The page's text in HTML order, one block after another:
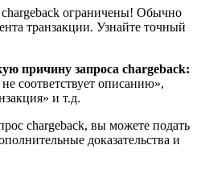
ограничены! Обычно
транзакции. Узнайте точный
причину запроса chargeback:
соответствует описанию»,
и т.д.
chargeback, вы можете подать
доказательства и